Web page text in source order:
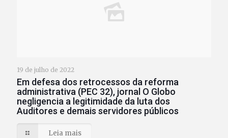
19 de julho de 2022
Em defesa dos retrocessos da reforma
administrativa (PEC 32), jornal O Globo
negligencia a legitimidade da luta dos
Auditores e demais servidores públicos
Leia mais